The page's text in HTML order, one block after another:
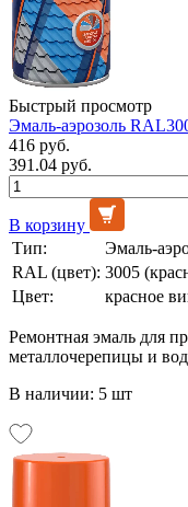
Быстрый просмотр
Эмаль-аэрозоль
416 руб.
391.04 руб.
В корзину
Тип:
Эмаль-
RAL (цвет): 3005
Цвет:
красное
Ремонтная эмаль для
металлочерепицы и
В наличии: 5 шт